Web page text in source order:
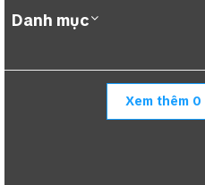
Danh mục
Xem thêm 0